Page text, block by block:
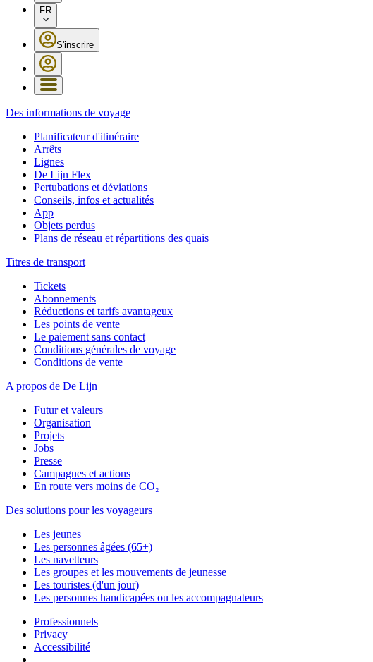
FR
S'inscrire
Des informations de voyage
Planificateur d'itinéraire
Arrêts
Lignes
De Lijn Flex
Pertubations et déviations
Conseils, infos et actualités
App
Objets perdus
Plans de réseau et répartitions des quais
Titres de transport
Tickets
Abonnements
Réductions et tarifs avantageux
Les points de vente
Le paiement sans contact
Conditions générales de voyage
Conditions de vente
A propos de De Lijn
Futur et valeurs
Organisation
Projets
Jobs
Presse
Campagnes et actions
En route vers moins de CO₂
Des solutions pour les voyageurs
Les jeunes
Les personnes âgées (65+)
Les navetteurs
Les groupes et les mouvements de jeunesse
Les touristes (d'un jour)
Les personnes handicapées ou les accompagnateurs
Professionnels
Privacy
Accessibilité